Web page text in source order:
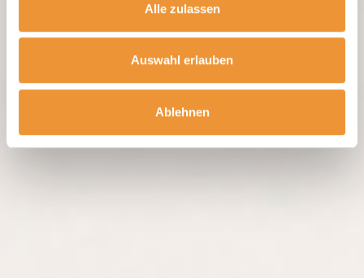
Alle zulassen
Auswahl erlauben
Ablehnen